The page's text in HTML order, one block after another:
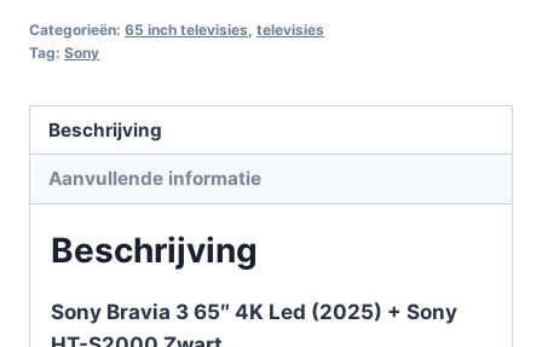
Categorieën: 65 inch televisies televisies
Tag: Sony
Beschrijving
Aanvullende informatie
Beschrijving
Sony Bravia 3 65″ 4K Led (2025) + Sony